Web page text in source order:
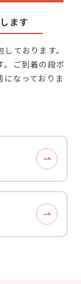
ます
ております。
。ご到着の段ボ
なっておりま